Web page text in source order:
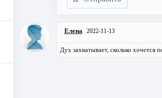
Елена 2022-11-13
Дух захватывает, сколько хочется